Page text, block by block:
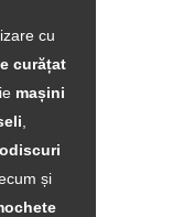
cu
curățat
mașini
și